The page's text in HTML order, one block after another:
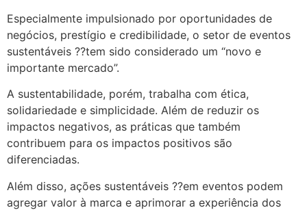
Especialmente impulsionado por oportunidades de
negócios, prestígio e credibilidade, o setor de eventos
sustentáveis ??tem sido considerado um “novo e
importante mercado”.
A sustentabilidade, porém, trabalha com ética,
solidariedade e simplicidade. Além de reduzir os
impactos negativos, as práticas que também
contribuem para os impactos positivos são
diferenciadas.
Além disso, ações sustentáveis ??em eventos podem
agregar valor à marca e aprimorar a experiência dos